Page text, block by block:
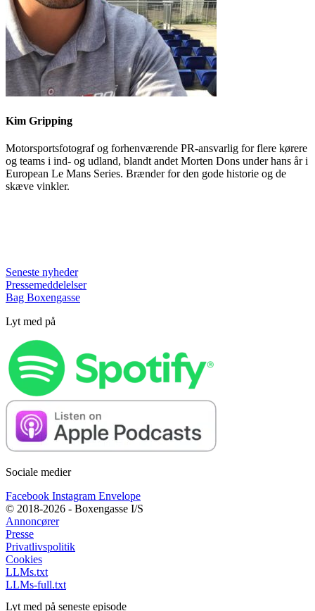
Kim Gripping
Motorsportsfotograf og forhenværende PR-ansvarlig for flere kørere
og teams i ind- og udland, blandt andet Morten Dons under hans år i
European Le Mans Series. Brænder for den gode historie og de
skæve vinkler.
Seneste nyheder
Pressemeddelelser
Bag Boxengasse
Lyt med på
Sociale medier
Facebook Instagram Envelope
© 2018-2026 - Boxengasse I/S
Annoncører
Presse
Privatlivspolitik
Cookies
LLMs.txt
LLMs-full.txt
Lyt med på seneste episode